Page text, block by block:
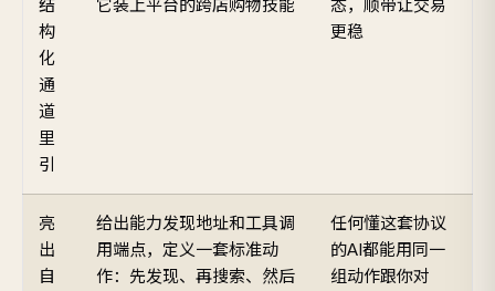
结
构
化
通
道
里
引
它装上平台的跨店购物技能
态，顺带让交易
更稳
亮
出
自
给出能力发现地址和工具调
用端点，定义一套标准动
作：先发现、再搜索、然后
任何懂这套协议
的AI都能用同一
组动作跟你对